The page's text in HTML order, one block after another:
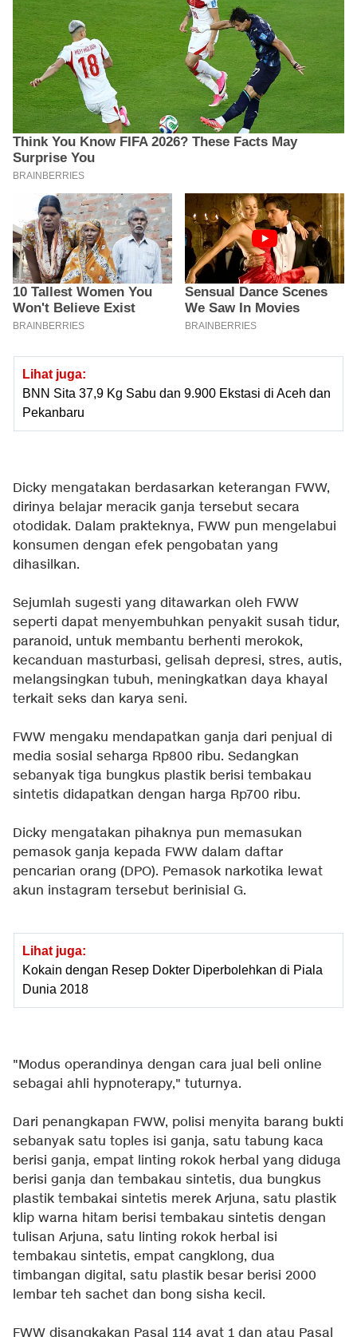
Lihat juga:
BNN Sita 37,9 Kg Sabu dan 9.900 Ekstasi di Aceh dan
Pekanbaru
Dicky mengatakan berdasarkan keterangan FWW,
dirinya belajar meracik ganja tersebut secara
otodidak. Dalam prakteknya, FWW pun mengelabui
konsumen dengan efek pengobatan yang
dihasilkan.
Sejumlah sugesti yang ditawarkan oleh FWW
seperti dapat menyembuhkan penyakit susah tidur,
paranoid, untuk membantu berhenti merokok,
kecanduan masturbasi, gelisah depresi, stres, autis,
melangsingkan tubuh, meningkatkan daya khayal
terkait seks dan karya seni.
FWW mengaku mendapatkan ganja dari penjual di
media sosial seharga Rp800 ribu. Sedangkan
sebanyak tiga bungkus plastik berisi tembakau
sintetis didapatkan dengan harga Rp700 ribu.
Dicky mengatakan pihaknya pun memasukan
pemasok ganja kepada FWW dalam daftar
pencarian orang (DPO). Pemasok narkotika lewat
akun instagram tersebut berinisial G.
Lihat juga:
Kokain dengan Resep Dokter Diperbolehkan di Piala
Dunia 2018
"Modus operandinya dengan cara jual beli online
sebagai ahli hypnoterapy," tuturnya.
Dari penangkapan FWW, polisi menyita barang bukti
sebanyak satu toples isi ganja, satu tabung kaca
berisi ganja, empat linting rokok herbal yang diduga
berisi ganja dan tembakau sintetis, dua bungkus
plastik tembakai sintetis merek Arjuna, satu plastik
klip warna hitam berisi tembakau sintetis dengan
tulisan Arjuna, satu linting rokok herbal isi
tembakau sintetis, empat cangklong, dua
timbangan digital, satu plastik besar berisi 2000
lembar teh sachet dan bong sisha kecil.
FWW disangkakan Pasal 114 ayat 1 dan atau Pasal